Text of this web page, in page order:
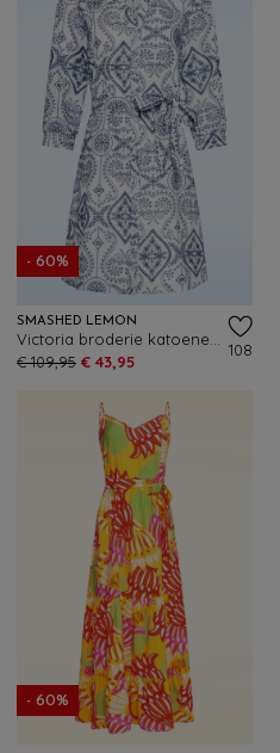
- 60%
SMASHED LEMON
€ 109,95 € 43,95
108
- 60%